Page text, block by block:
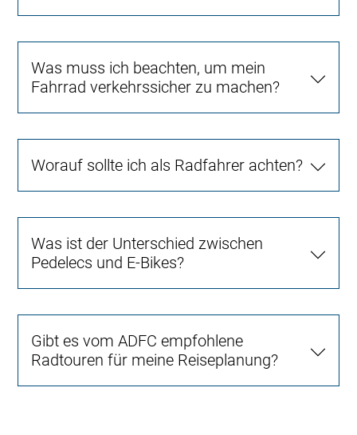
Was muss ich beachten, um mein
Fahrrad verkehrssicher zu machen?
Worauf sollte ich als Radfahrer achten?
Was ist der Unterschied zwischen
Pedelecs und E-Bikes?
Gibt es vom ADFC empfohlene
Radtouren für meine Reiseplanung?